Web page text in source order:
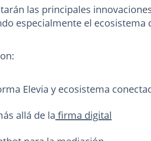
las principales
especialmente el ecosistema
Elevia y ecosistema
allá de la firma digital